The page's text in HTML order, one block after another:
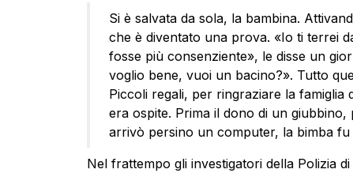
Si è salvata da sola, la bambina.
che è diventato una prova. «Io ti terrei
fosse più consenziente», le disse un
voglio bene, vuoi un bacino?». Tutto
Piccoli regali, per ringraziare la famiglia
era ospite. Prima il dono di un
arrivò persino un computer, la bimba fu
Nel frattempo gli investigatori della Polizia